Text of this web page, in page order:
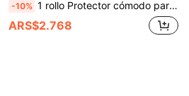
-10% 1 rollo Protector cómodo para los dedos de los pies - Cinta protectora para los dedos, vendaje antifricción de 2.5 CM, vendaje autoadhesivo, vendaje de mangas para dedos de accesorios para gimnasio
ARS$2.768